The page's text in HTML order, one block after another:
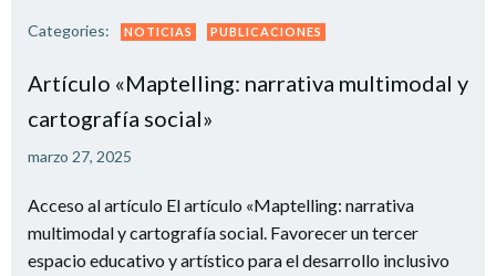
Categories: NOTICIAS PUBLICACIONES
Artículo «Maptelling: narrativa multimodal y
cartografía social»
marzo 27, 2025
Acceso al artículo El artículo «Maptelling: narrativa
multimodal y cartografía social. Favorecer un tercer
espacio educativo y artístico para el desarrollo inclusivo